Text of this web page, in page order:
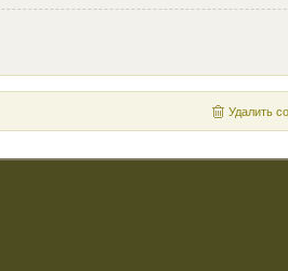
Удалить